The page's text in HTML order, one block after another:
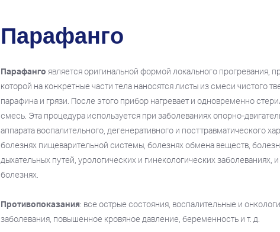
Парафанго
Парафанго является оригинальной формой локального прогревания,
которой на конкретные части тела наносятся листы из смеси чистого
парафина и грязи. После этого прибор нагревает и одновременно
смесь. Эта процедура используется при заболеваниях опорно-
аппарата воспалительного, дегенеративного и посттравматического
болезнях пищеварительной системы, болезнях обмена веществ,
дыхательных путей, урологических и гинекологических заболеваниях,
болезнях.
Противопоказания: все острые состояния, воспалительные и
заболевания, повышенное кровяное давление, беременность и т. д.